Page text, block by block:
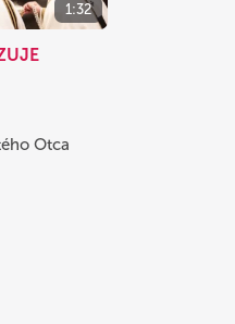
1:32
Otca